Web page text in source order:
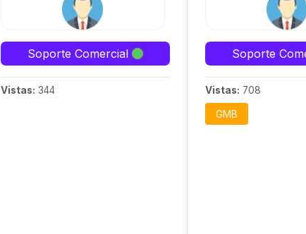
Soporte Comercial
Vistas: 344
Soporte
Vistas: 708
GMB